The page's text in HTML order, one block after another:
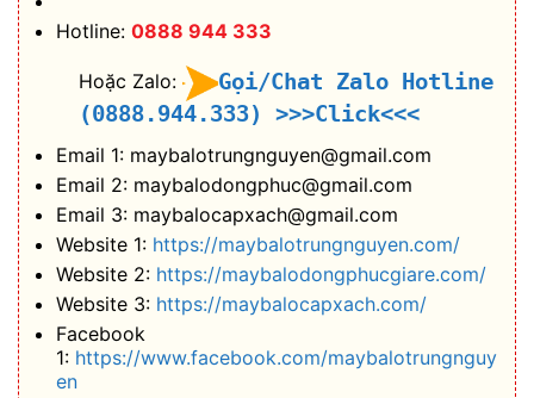
Hotline: 0888 944 333
Hoặc Zalo:
Gọi/Chat Zalo Hotline
(0888.944.333)
>>>Click<<<
Email 1: maybalotrungnguyen@gmail.com
Email 2: maybalodongphuc@gmail.com
Email 3: maybalocapxach@gmail.com
Website 1: https://maybalotrungnguyen.com/
Website 2: https://maybalodongphucgiare.com/
Website 3: https://maybalocapxach.com/
Facebook
1: https://www.facebook.com/maybalotrungnguy
en